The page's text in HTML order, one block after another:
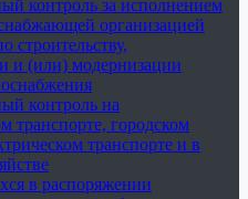
контроль за исполнением
организацией
строительству,
и (или) модернизации
контроль на
транспорте, городском
транспорте и в
в распоряжении